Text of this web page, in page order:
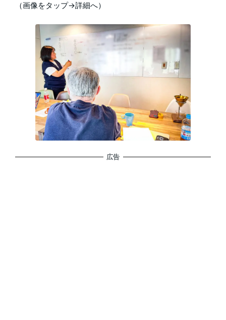
（画像をタップ→詳細へ）
広告